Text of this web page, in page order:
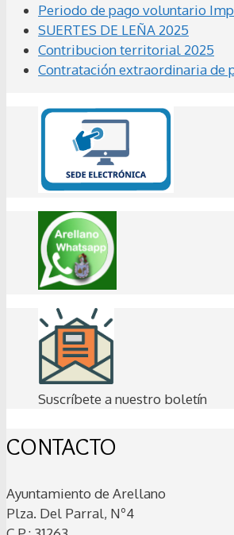
Periodo de pago voluntario
SUERTES DE LEÑA 2025
Contribucion territorial 2025
Contratación extraordinaria de
Suscríbete a nuestro boletín
CONTACTO
Ayuntamiento de Arellano
Plza. Del Parral, Nº4